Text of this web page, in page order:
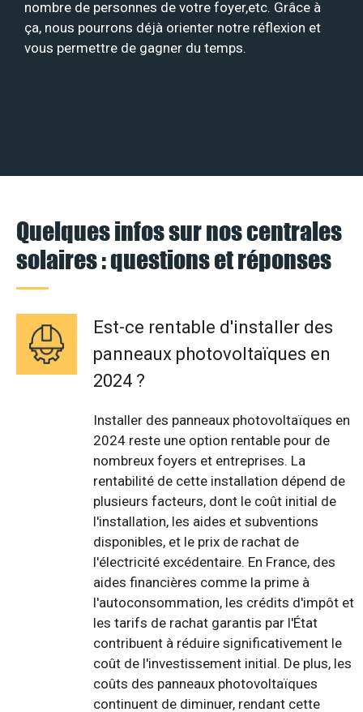
nombre de personnes de votre foyer,etc. Grâce à
ça, nous pourrons déjà orienter notre réflexion et
vous permettre de gagner du temps.
Quelques infos sur nos centrales
solaires : questions et réponses
Est-ce rentable d'installer des
panneaux photovoltaïques en
2024 ?
Installer des panneaux photovoltaïques en
2024 reste une option rentable pour de
nombreux foyers et entreprises. La
rentabilité de cette installation dépend de
plusieurs facteurs, dont le coût initial de
l'installation, les aides et subventions
disponibles, et le prix de rachat de
l'électricité excédentaire. En France, des
aides financières comme la prime à
l'autoconsommation, les crédits d'impôt et
les tarifs de rachat garantis par l'État
contribuent à réduire significativement le
coût de l'investissement initial. De plus, les
coûts des panneaux photovoltaïques
continuent de diminuer, rendant cette